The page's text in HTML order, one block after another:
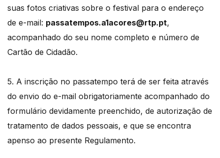
suas fotos criativas sobre o festival para o endereço
de e-mail: passatempos.a1acores@rtp.pt,
acompanhado do seu nome completo e número de
Cartão de Cidadão.
5. A inscrição no passatempo terá de ser feita através
do envio do e-mail obrigatoriamente acompanhado do
formulário devidamente preenchido, de autorização de
tratamento de dados pessoais, e que se encontra
apenso ao presente Regulamento.